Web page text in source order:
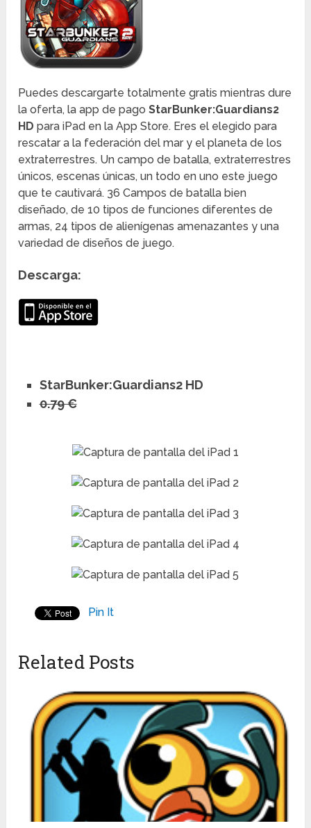
Puedes descargarte totalmente gratis mientras dure
la oferta, la app de pagoStarBunker:Guardians2
HD para iPad en la App Store. Eres el elegido para
rescatar a la federación del mar y el planeta de los
extraterrestres. Un campo de batalla, extraterrestres
únicos, escenas únicas, un todo en uno este juego
que te cautivará. 36 Campos de batalla bien
diseñado, de 10 tipos de funciones diferentes de
armas, 24 tipos de alienígenas amenazantes y una
variedad de diseños de juego.
Descarga:
StarBunker:Guardians2 HD
0.79 €
Pin It
Related Posts